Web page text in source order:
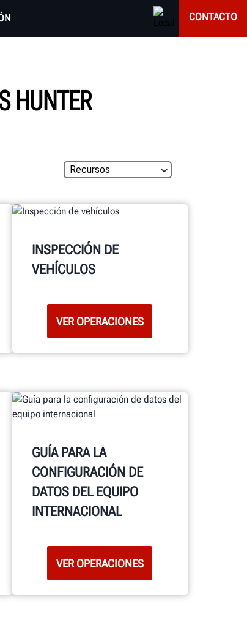
CONTACTO
HUNTER
INSPECCIÓN DE
VEHÍCULOS
VER OPERACIONES
GUÍA PARA LA
CONFIGURACIÓN DE
DATOS DEL EQUIPO
INTERNACIONAL
VER OPERACIONES